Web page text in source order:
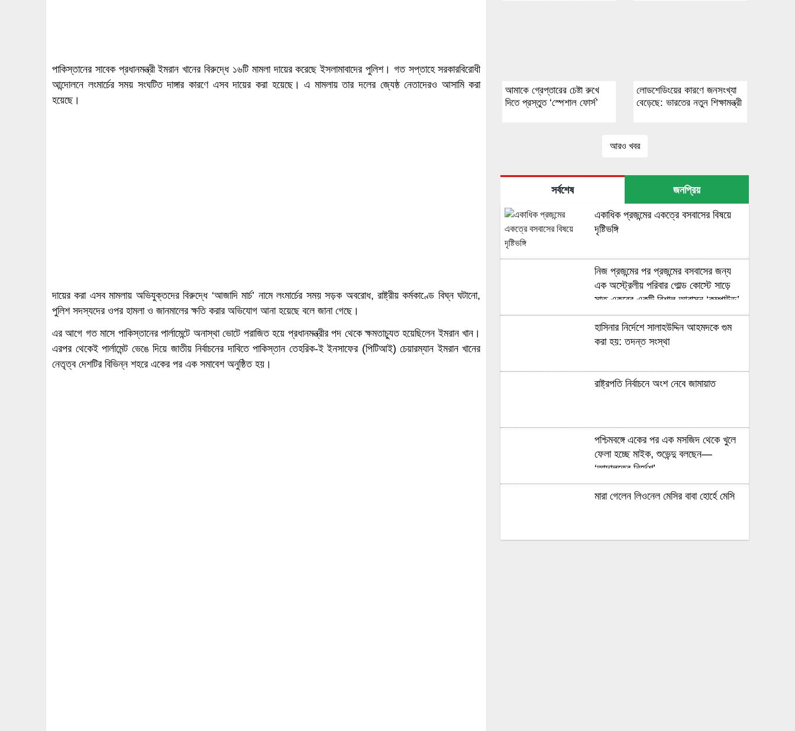
পাকিস্তানের সাবেক প্রধানমন্ত্রী ইমরান খানের বিরুদ্ধে ১৬টি মামলা দায়ের করেছে ইসলামাবাদের পুলিশ। গত সপ্তাহে সরকারবিরোধী
আন্দোলনে লংমার্চের সময় সংঘটিত দাঙ্গার কারণে এসব দায়ের করা হয়েছে। এ মামলায় তার দলের জ্যেষ্ঠ নেতাদেরও আসামি করা
হয়েছে।
দায়ের করা এসব মামলায় অভিযুক্তদের বিরুদ্ধে ‘আজাদি মার্চ’ নামে লংমার্চের সময় সড়ক অবরোধ, রাষ্ট্রীয় কর্মকাণ্ডে বিঘ্ন ঘটানো,
পুলিশ সদস্যদের ওপর হামলা ও জানমালের ক্ষতি করার অভিযোগ আনা হয়েছে বলে জানা গেছে।
এর আগে গত মাসে পাকিস্তানের পার্লামেন্টে অনাস্থা ভোটে পরাজিত হয়ে প্রধানমন্ত্রীর পদ থেকে ক্ষমতাচ্যুত হয়েছিলেন ইমরান খান।
এরপর থেকেই পার্লামেন্ট ভেঙে দিয়ে জাতীয় নির্বাচনের দাবিতে পাকিস্তান তেহরিক-ই ইনসাফের (পিটিআই) চেয়ারম্যান ইমরান খানের
নেতৃত্ব দেশটির বিভিন্ন শহরে একের পর এক সমাবেশ অনুষ্ঠিত হয়।
আমাকে গ্রেপ্তারের চেষ্টা রুখে
দিতে প্রস্তুত ‘স্পেশাল ফোর্স’
লোডশেডিংয়ের কারণে জনসংখ্যা
বেড়েছে: ভারতের নতুন শিক্ষামন্ত্রী
আরও খবর
সর্বশেষ জনপ্রিয়
একাধিক প্রজন্মের একত্রে বসবাসের বিষয়ে
দৃষ্টিভঙ্গি
নিজ প্রজন্মের পর প্রজন্মের বসবাসের জন্য
এক অস্ট্রেলীয় পরিবার গোল্ড কোস্টে সাড়ে
সাত একরের একটি বিশাল আবাসন ‘কম্পাউন্ড’
কিনেছে
হাসিনার নির্দেশে সালাহউদ্দিন আহমদকে গুম
করা হয়: তদন্ত সংস্থা
রাষ্ট্রপতি নির্বাচনে অংশ নেবে জামায়াত
পশ্চিমবঙ্গে একের পর এক মসজিদ থেকে খুলে
ফেলা হচ্ছে মাইক, শুভেন্দু বলছেন—
‘আদালতের নির্দেশ’
মারা গেলেন লিওনেল মেসির বাবা হোর্হে মেসি